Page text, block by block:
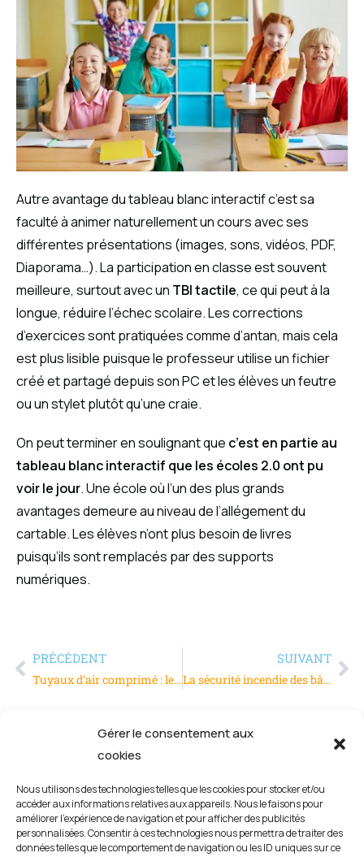
Gérer le consentement aux
cookies
Nous utilisons des technologies telles que les cookies pour stocker et/ou
accéder aux informations relatives aux appareils. Nous le faisons pour
améliorer l’expérience de navigation et pour afficher des publicités
personnalisées. Consentir à ces technologies nous permettra de traiter des
données telles que le comportement de navigation ou les ID uniques sur ce
Autre avantage du tableau blanc interactif c’est sa
faculté à animer naturellement un cours avec ses
différentes présentations (images, sons, vidéos, PDF,
Diaporama…). La participation en classe est souvent
meilleure, surtout avec un TBI tactile, ce qui peut à la
longue, réduire l’échec scolaire. Les corrections
d’exercices sont pratiquées comme d’antan, mais cela
est plus lisible puisque le professeur utilise un fichier
créé et partagé depuis son PC et les élèves un feutre
ou un stylet plutôt qu’une craie.
On peut terminer en soulignant que c’est en partie au
tableau blanc interactif que les écoles 2.0 ont pu
voir le jour. Une école où l’un des plus grands
avantages demeure au niveau de l’allégement du
cartable. Les élèves n’ont plus besoin de livres
puisqu’ils sont remplacés par des supports
numériques.
PRÉCÉDENT
Tuyaux d’air comprimé : le risque de fuite
SUIVANT
La sécurité incendie des bâtiments : les règles élémentaires